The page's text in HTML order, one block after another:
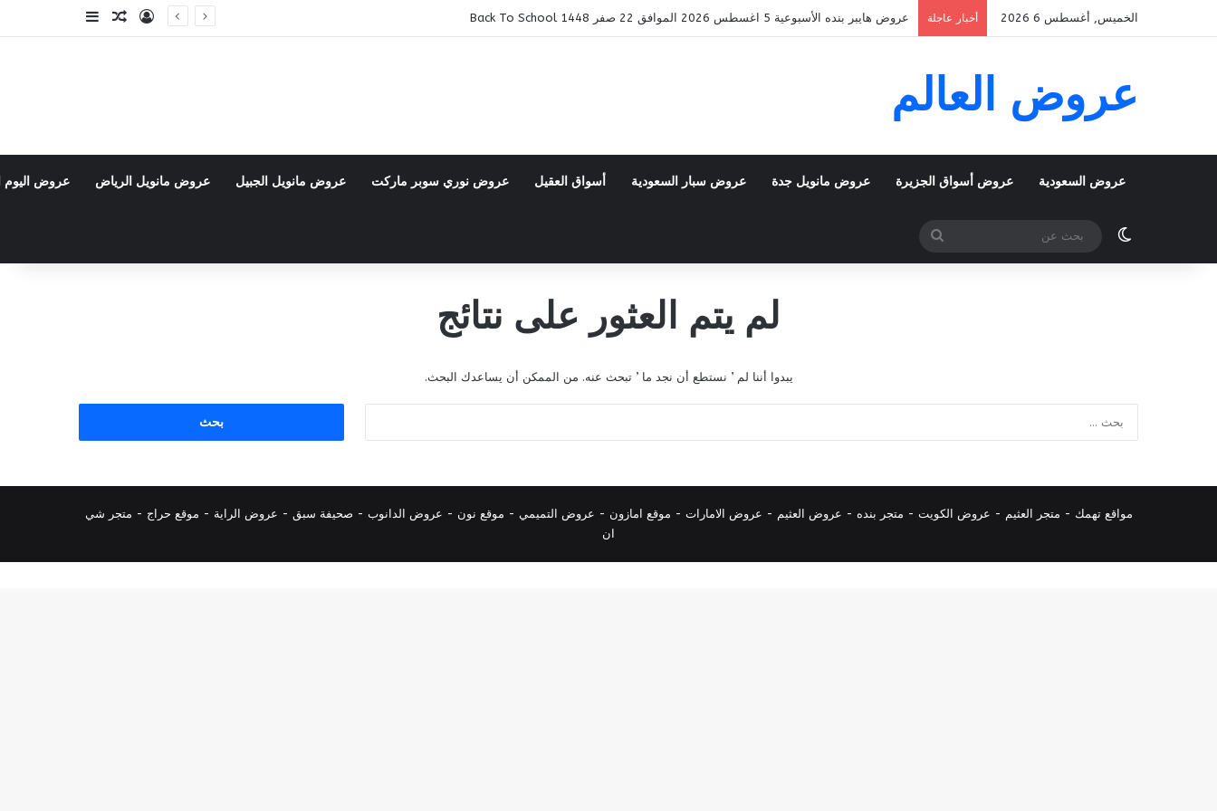
الخميس, أغسطس 6 2026 أخبار عاجلة عروض هايبر بنده الأسبوعية 5 اغسطس 2026 الموافق 22 صفر 1448 Back To School تسجيل الدخول
مقال عشوائي
إضافة عمود
عروض العالم
عروض السعودية عروض أسواق الجزيرة عروض مانويل جدة عروض سبار السعودية أسواق العقيل عروض نوري سوبر ماركت عروض مانويل الجبيل عروض مانويل الرياض عروض اليوم
الوضع المظلم
بحث
عن
لم يتم العثور على نتائج
يبدوا أننا لم ’ نستطع أن نجد ما ’ تبحث عنه. من الممكن أن يساعدك البحث.
مواقع تهمك - متجر العثيم - عروض الكويت - متجر بنده - عروض العثيم - عروض الامارات - موقع امازون - عروض التميمي - موقع نون - عروض الدانوب - صحيفة سبق - عروض الراية - موقع حراج - متجر شي
ان